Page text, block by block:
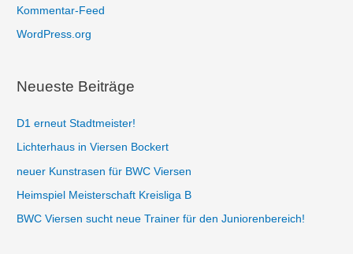
Kommentar-Feed
WordPress.org
Neueste Beiträge
D1 erneut Stadtmeister!
Lichterhaus in Viersen Bockert
neuer Kunstrasen für BWC Viersen
Heimspiel Meisterschaft Kreisliga B
BWC Viersen sucht neue Trainer für den Juniorenbereich!